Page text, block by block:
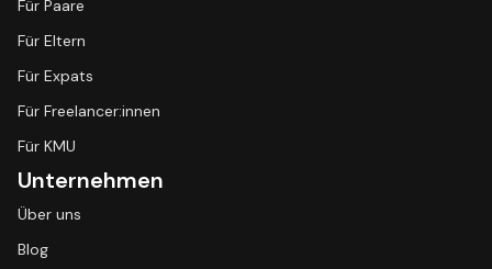
Für Paare
Für Eltern
Für Expats
Für Freelancer:innen
Für KMU
Unternehmen
Über uns
Blog